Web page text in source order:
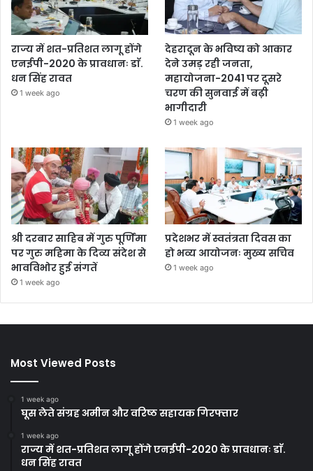
राज्य में शत-प्रतिशत लागू होंगे
एनईपी-2020 के प्रावधानः डाॅ.
धन सिंह रावत
1 week ago
देहरादून के भविष्य को आकार
देने उमड़ रही जनता,
महायोजना-2041 पर दूसरे
चरण की सुनवाई में बढ़ी
भागीदारी
1 week ago
श्री दरबार साहिब में गुरु पूर्णिमा
पर गुरु महिमा के दिव्य संदेश से
भावविभोर हुई संगतें
1 week ago
प्रदेशभर में स्वतंत्रता दिवस का
हो भव्य आयोजनः मुख्य सचिव
1 week ago
Most Viewed Posts
1 week ago
घूस लेते संग्रह अमीन और वरिष्ठ सहायक गिरफ्तार
1 week ago
राज्य में शत-प्रतिशत लागू होंगे एनईपी-2020 के प्रावधानः डाॅ.
धन सिंह रावत